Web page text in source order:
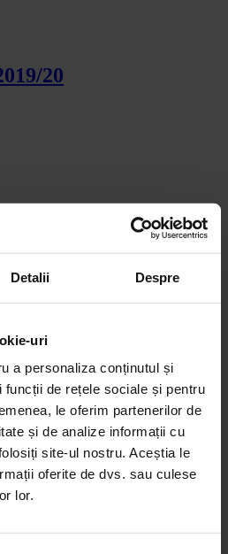
Detalii Despre
uri
a personaliza conținutul și
funcții de rețele sociale și pentru
le oferim partenerilor de
și de analize informații cu
site-ul nostru. Aceștia le
oferite de dvs. sau culese
lor.
20
2019